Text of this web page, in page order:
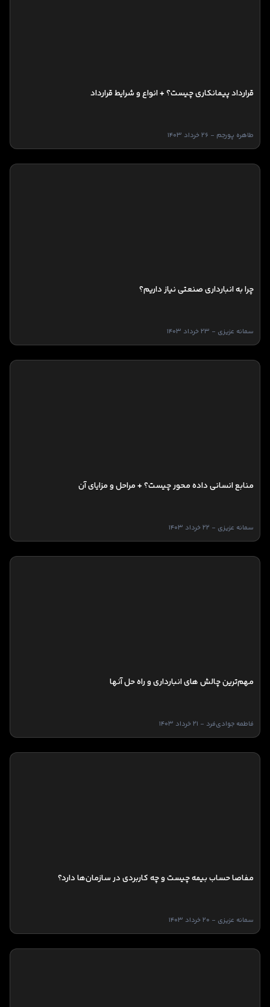
قرارداد پیمانکاری چیست؟ + انواع و شرایط قرارداد
طاهره پورجم - 26 خرداد 1403
چرا به انبارداری صنعتی نیاز داریم؟
سمانه عزیزی - 23 خرداد 1403
منابع انسانی داده محور چیست؟ + مراحل و مزایای آن
سمانه عزیزی - 22 خرداد 1403
مهم‌ترین چالش های انبارداری و راه حل آنها
فاطمه جوادی‌فرد - 21 خرداد 1403
مفاصا حساب بیمه چیست و چه کاربردی در سازمان‌ها دارد؟
سمانه عزیزی - 20 خرداد 1403